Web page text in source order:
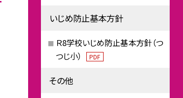
いじめ防止基本方針
Ｒ8学校いじめ防止基本方針（つ
つじ小）
PDF
その他